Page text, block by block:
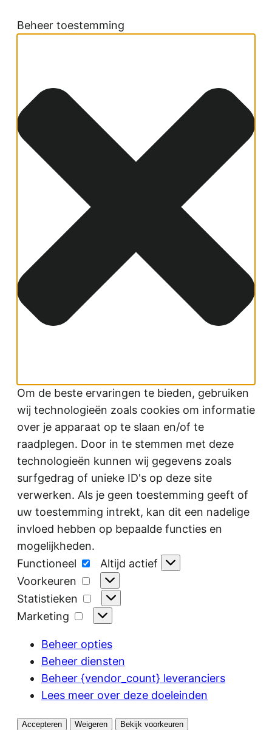
Beheer toestemming
Om de beste ervaringen te bieden, gebruiken
wij technologieën zoals cookies om informatie
over je apparaat op te slaan en/of te
raadplegen. Door in te stemmen met deze
technologieën kunnen wij gegevens zoals
surfgedrag of unieke ID's op deze site
verwerken. Als je geen toestemming geeft of
uw toestemming intrekt, kan dit een nadelige
invloed hebben op bepaalde functies en
mogelijkheden.
Functioneel
Functioneel
Altijd actief
Voorkeuren
Voorkeuren
Statistieken
Statistieken
Marketing
Marketing
Beheer opties
Beheer diensten
Beheer {vendor_count} leveranciers
Lees meer over deze doeleinden
Accepteren Weigeren
Bekijk voorkeuren